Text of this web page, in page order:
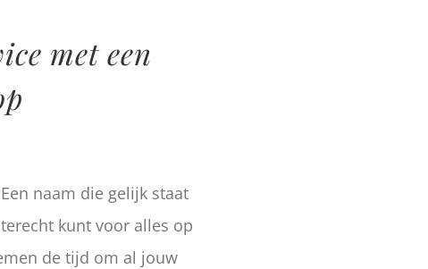
met een
naam die gelijk staat
kunt voor alles op
de tijd om al jouw